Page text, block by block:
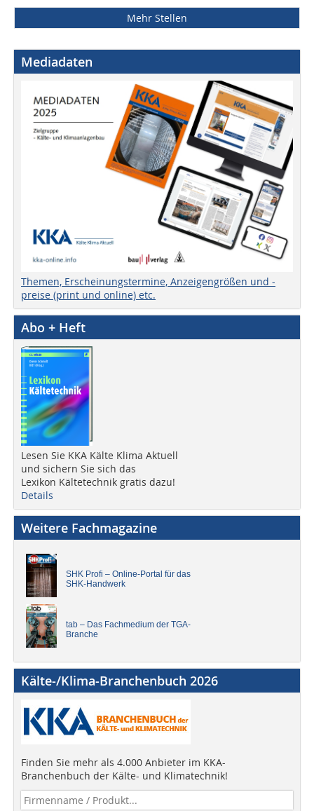
Mehr Stellen
Mediadaten
Themen, Erscheinungstermine, Anzeigengrößen und -
preise (print und online) etc.
Abo + Heft
Lesen Sie KKA Kälte Klima Aktuell
und sichern Sie sich das
Lexikon Kältetechnik gratis dazu!
Details
Weitere Fachmagazine
SHK Profi – Online-Portal für das
SHK-Handwerk
tab – Das Fachmedium der TGA-
Branche
Kälte-/Klima-Branchenbuch 2026
Finden Sie mehr als 4.000 Anbieter im KKA-
Branchenbuch der Kälte- und Klimatechnik!